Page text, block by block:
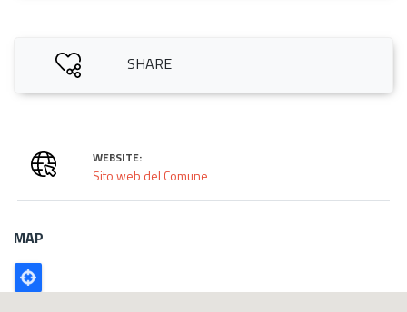
SHARE
WEBSITE:
Sito web del Comune
MAP
Poligono
GEO